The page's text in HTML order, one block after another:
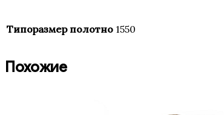
Типоразмер полотно 1550
Похожие